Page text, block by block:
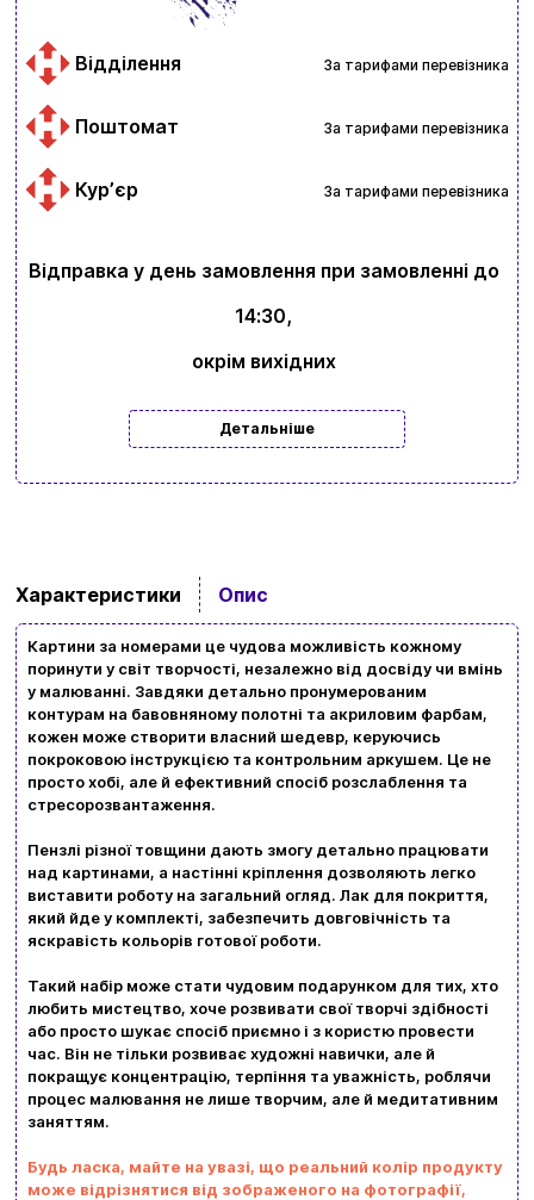
Відділення За тарифами перевізника
Поштомат За тарифами перевізника
Курʼєр За тарифами перевізника
Відправка у день замовлення при замовленні до
14:30,
окрім вихідних
Детальніше
Характеристики Опис
Картини за номерами це чудова можливість кожному
поринути у світ творчості, незалежно від досвіду чи вмінь
у малюванні. Завдяки детально пронумерованим
контурам на бавовняному полотні та акриловим фарбам,
кожен може створити власний шедевр, керуючись
покроковою інструкцією та контрольним аркушем. Це не
просто хобі, але й ефективний спосіб розслаблення та
стресорозвантаження.
Пензлі різної товщини дають змогу детально працювати
над картинами, а настінні кріплення дозволяють легко
виставити роботу на загальний огляд. Лак для покриття,
який йде у комплекті, забезпечить довговічність та
яскравість кольорів готової роботи.
Такий набір може стати чудовим подарунком для тих, хто
любить мистецтво, хоче розвивати свої творчі здібності
або просто шукає спосіб приємно і з користю провести
час. Він не тільки розвиває художні навички, але й
покращує концентрацію, терпіння та уважність, роблячи
процес малювання не лише творчим, але й медитативним
заняттям.
Будь ласка, майте на увазі, що реальний колір продукту
може відрізнятися від зображеного на фотографії,
Вхід Реєстрація
Бренди
Доставка та оплата
Новини та статті
Повернення та обмін товарів
Політика конфіденційності
Контакти
+380996393746
Ваш кошик зараз порожній
Перегляньте асортимент нашого магазину і ви